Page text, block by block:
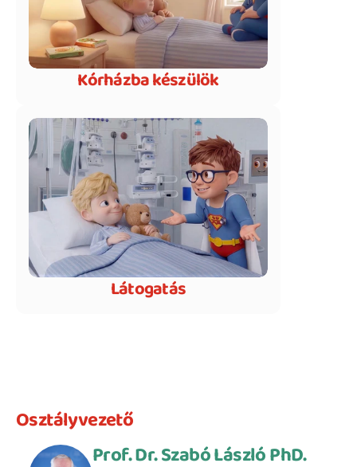
Kórházba készülök
Látogatás
Osztályvezető
Prof. Dr. Szabó László PhD.